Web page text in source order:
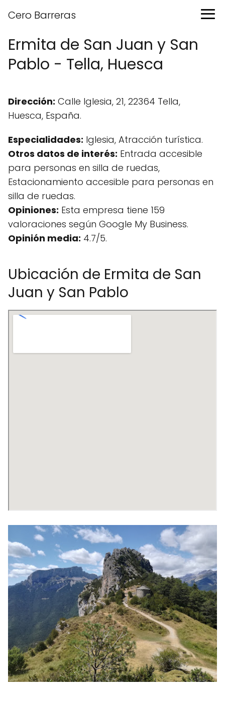
Cero Barreras
Ermita de San Juan y San
Pablo - Tella, Huesca
Dirección: Calle Iglesia, 21, 22364 Tella,
Huesca, España.
Especialidades: Iglesia, Atracción turística.
Otros datos de interés: Entrada accesible
para personas en silla de ruedas,
Estacionamiento accesible para personas en
silla de ruedas.
Opiniones: Esta empresa tiene 159
valoraciones según Google My Business.
Opinión media: 4.7/5.
Ubicación de Ermita de San
Juan y San Pablo